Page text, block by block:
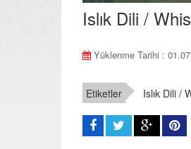
Islık Dili /
Yüklenme Tarihi :
Etiketler Islık Dili /